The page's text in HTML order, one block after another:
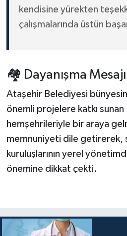
kendisine yürekten
çalışmalarında üstün
🏘️ Dayanışma Mesajı
Ataşehir Belediyesi
önemli projelere katkı
hemşehrileriyle bir araya
memnuniyeti dile getirerek,
kuruluşlarının yerel
önemine dikkat çekti.